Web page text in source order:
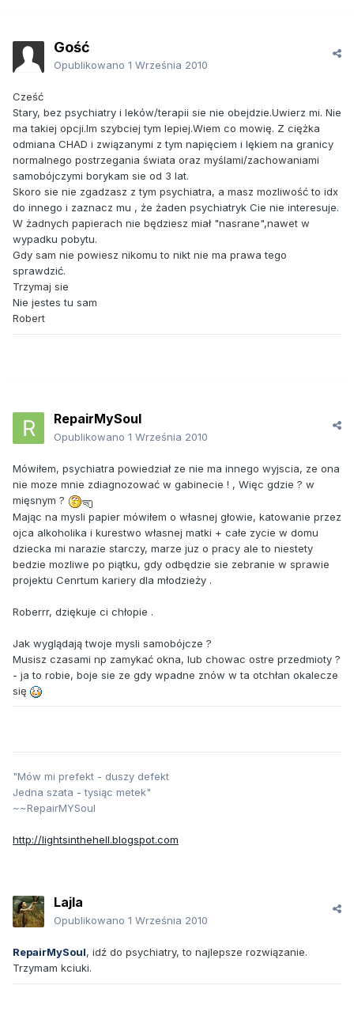
Gość
Opublikowano 1 Września 2010
Cześć
Stary, bez psychiatry i leków/terapii sie nie obejdzie.Uwierz mi. Nie
ma takiej opcji.Im szybciej tym lepiej.Wiem co mowię. Z ciężka
odmiana CHAD i związanymi z tym napięciem i lękiem na granicy
normalnego postrzegania świata oraz myślami/zachowaniami
samobójczymi borykam sie od 3 lat.
Skoro sie nie zgadzasz z tym psychiatra, a masz mozliwość to idx
do innego i zaznacz mu , że żaden psychiatryk Cie nie interesuje.
W żadnych papierach nie będziesz miał "nasrane",nawet w
wypadku pobytu.
Gdy sam nie powiesz nikomu to nikt nie ma prawa tego
sprawdzić.
Trzymaj sie
Nie jestes tu sam
Robert
RepairMySoul
Opublikowano 1 Września 2010
Mówiłem, psychiatra powiedział ze nie ma innego wyjscia, ze ona
nie moze mnie zdiagnozować w gabinecie ! , Więc gdzie ? w
mięsnym ?
Mając na mysli papier mówiłem o własnej głowie, katowanie przez
ojca alkoholika i kurestwo własnej matki + całe zycie w domu
dziecka mi narazie starczy, marze juz o pracy ale to niestety
bedzie mozliwe po piątku, gdy odbędzie sie zebranie w sprawie
projektu Cenrtum kariery dla młodzieży .
Roberrr, dziękuje ci chłopie .
Jak wyglądają twoje mysli samobójcze ?
Musisz czasami np zamykać okna, lub chowac ostre przedmioty ?
- ja to robie, boje sie ze gdy wpadne znów w ta otchłan okalecze
się
"Mów mi prefekt - duszy defekt
Jedna szata - tysiąc metek"
~~RepairMYSoul
http://lightsinthehell.blogspot.com
Lajla
Opublikowano 1 Września 2010
RepairMySoul, idź do psychiatry, to najlepsze rozwiązanie.
Trzymam kciuki.